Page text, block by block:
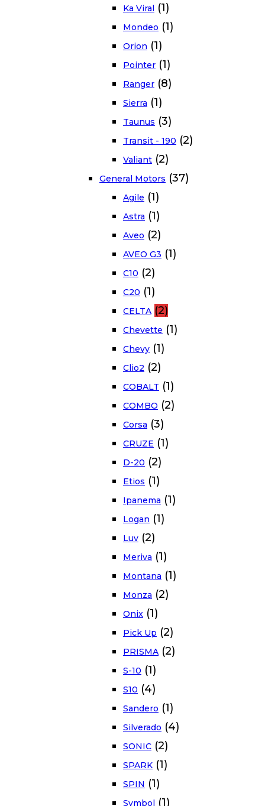
Ka Viral (1)
Mondeo (1)
Orion (1)
Pointer (1)
Ranger (8)
Sierra (1)
Taunus (3)
Transit - 190 (2)
Valiant (2)
General Motors (37)
Agile (1)
Astra (1)
Aveo (2)
AVEO G3 (1)
C10 (2)
C20 (1)
CELTA (2)
Chevette (1)
Chevy (1)
Clio2 (2)
COBALT (1)
COMBO (2)
Corsa (3)
CRUZE (1)
D-20 (2)
Etios (1)
Ipanema (1)
Logan (1)
Luv (2)
Meriva (1)
Montana (1)
Monza (2)
Onix (1)
Pick Up (2)
PRISMA (2)
S-10 (1)
S10 (4)
Sandero (1)
Silverado (4)
SONIC (2)
SPARK (1)
SPIN (1)
Symbol (1)